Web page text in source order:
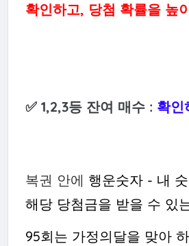
확인하고, 당첨 확률을 높
✅ 1,2,3등 잔여 매수 : 확인
복권 안에 행운숫자 - 내
해당 당첨금을 받을 수 있
95회는 가정의달을 맞아